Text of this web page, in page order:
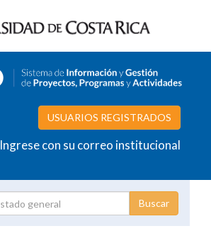
USUARIOS REGISTRADOS
Ingrese con su correo institucional